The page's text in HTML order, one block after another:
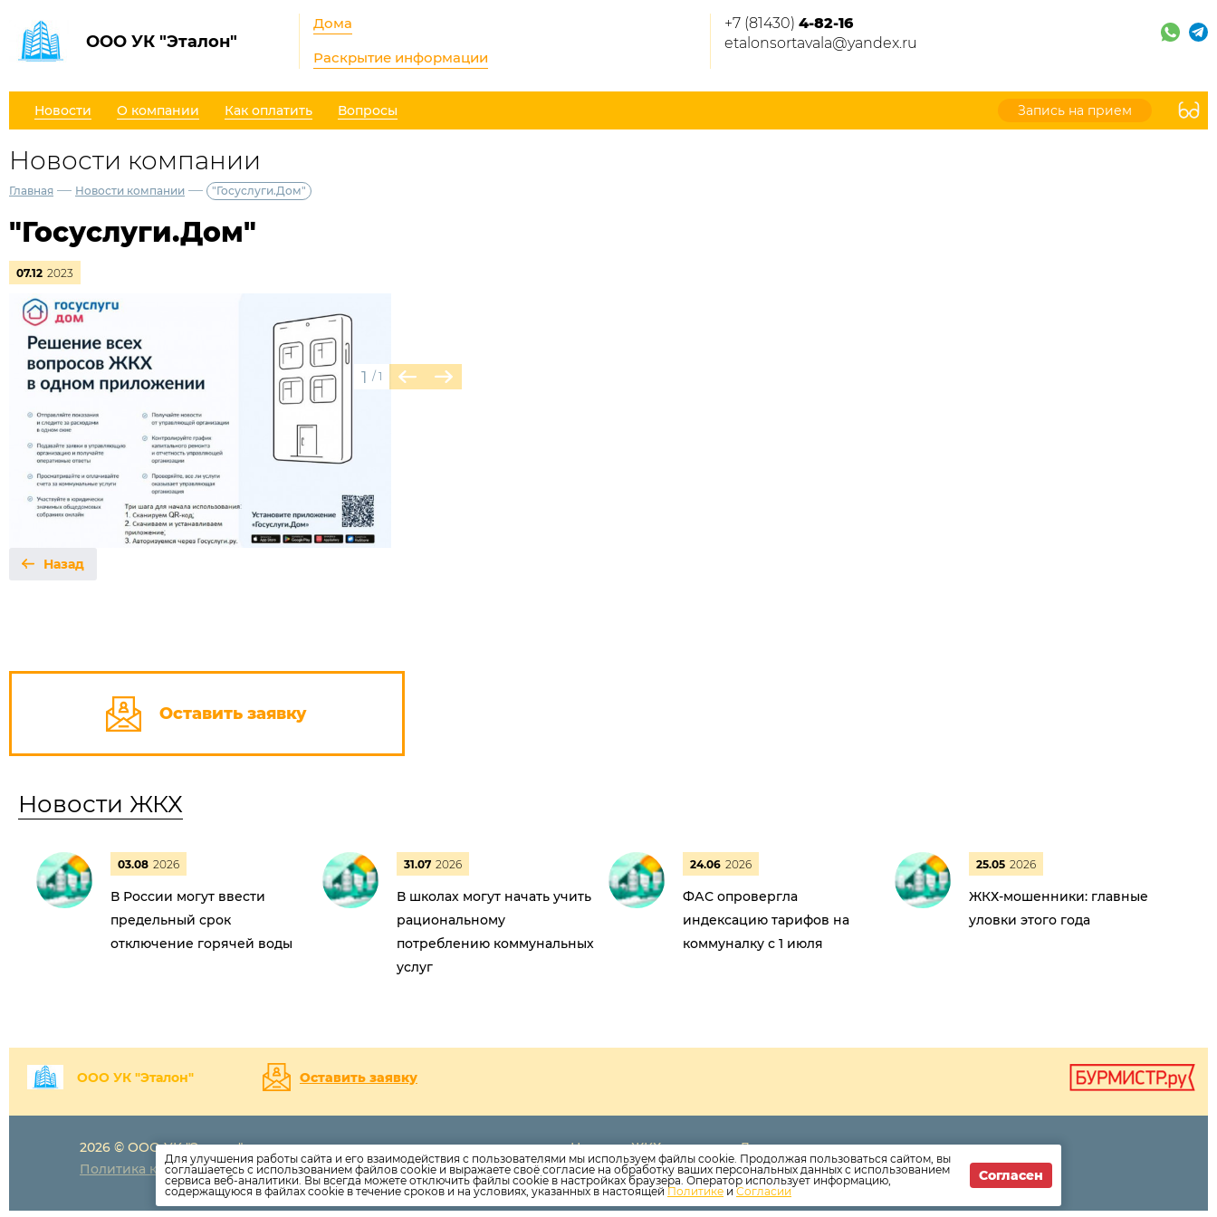
ООО УК "Эталон"
Дома
Раскрытие информации
+7 (81430) 4-82-16
etalonsortavala@yandex.ru
Новости О компании Как оплатить Вопросы Запись на прием
Новости компании
Главная — Новости компании — "Госуслуги.Дом"
"Госуслуги.Дом"
07.12 2023
1 / 1
Назад
Оставить заявку
Новости ЖКХ
03.08 2026
В России могут ввести
предельный срок
отключение горячей воды
31.07 2026
В школах могут начать учить
рациональному
потреблению коммунальных
услуг
24.06 2026
ФАС опровергла
индексацию тарифов на
коммуналку с 1 июля
25.05 2026
ЖКХ-мошенники: главные
уловки этого года
ООО УК "Эталон" Оставить заявку
2026 © ООО УК "Эталон"
Политика конфиденциальности
4-82-16
etalonsortavala@yandex.ru
Новости ЖКХ
Новости компании
Как оплатить
Дома
Раскрытие информации
Вопросы
Для улучшения работы сайта и его взаимодействия с пользователями мы используем файлы cookie. Продолжая пользоваться сайтом, вы
соглашаетесь с использованием файлов cookie и выражаете своё согласие на обработку ваших персональных данных с использованием
сервиса веб-аналитики. Вы всегда можете отключить файлы cookie в настройках браузера. Оператор использует информацию,
содержащуюся в файлах cookie в течение сроков и на условиях, указанных в настоящей Политике и Согласии
Согласен